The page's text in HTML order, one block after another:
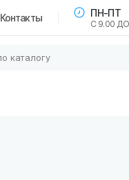
Контакты ПН-ПТ
С 9.00